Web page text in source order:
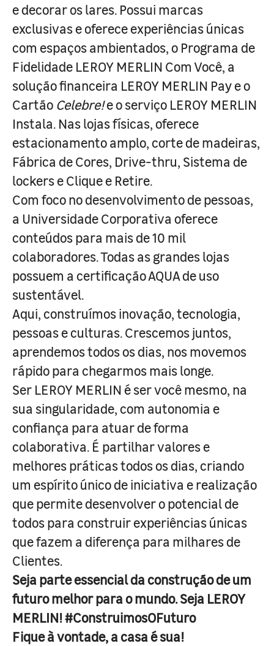
e decorar os lares. Possui marcas
exclusivas e oferece experiências únicas
com espaços ambientados, o Programa de
Fidelidade LEROY MERLIN Com Você, a
solução financeira LEROY MERLIN Pay e o
Cartão Celebre!e o serviço LEROY MERLIN
Instala. Nas lojas físicas, oferece
estacionamento amplo, corte de madeiras,
Fábrica de Cores, Drive-thru, Sistema de
lockers e Clique e Retire.
Com foco no desenvolvimento de pessoas,
a Universidade Corporativa oferece
conteúdos para mais de 10 mil
colaboradores. Todas as grandes lojas
possuem a certificação AQUA de uso
sustentável.
Aqui, construímos inovação, tecnologia,
pessoas e culturas. Crescemos juntos,
aprendemos todos os dias, nos movemos
rápido para chegarmos mais longe.
Ser LEROY MERLIN é ser você mesmo, na
sua singularidade, com autonomia e
confiança para atuar de forma
colaborativa. É partilhar valores e
melhores práticas todos os dias, criando
um espírito único de iniciativa e realização
que permite desenvolver o potencial de
todos para construir experiências únicas
que fazem a diferença para milhares de
Clientes.
Seja parte essencial da construção de um
futuro melhor para o mundo. Seja LEROY
MERLIN! #ConstruimosOFuturo
Fique à vontade, a casa é sua!